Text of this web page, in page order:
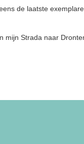
de laatste
mijn Strada naar